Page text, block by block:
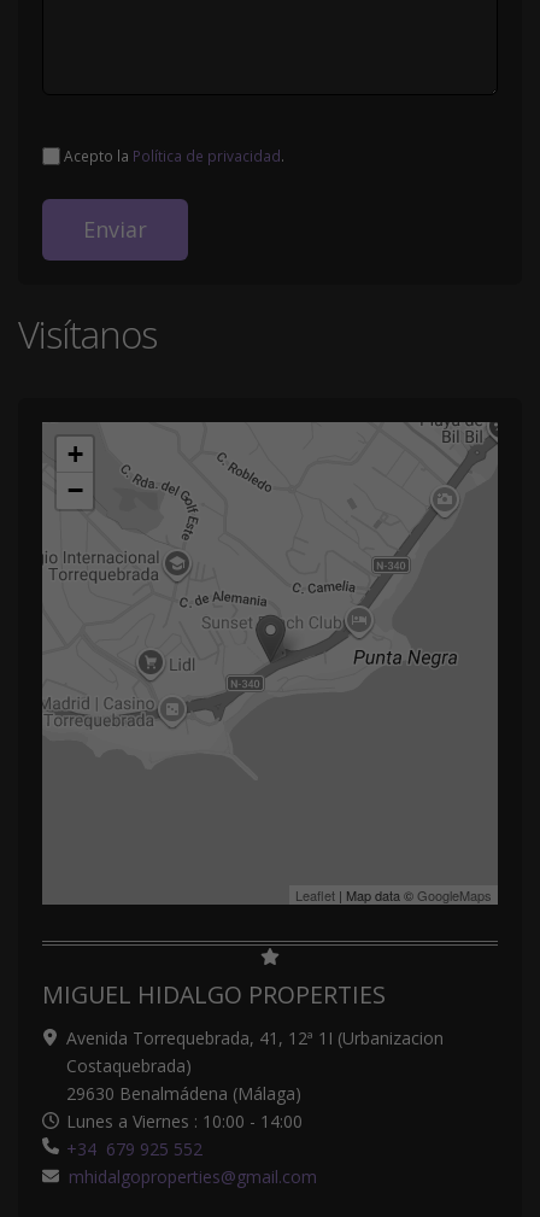
Acepto la Política de privacidad.
Visítanos
+
−
Leaflet | Map data ©GoogleMaps
MIGUEL HIDALGO PROPERTIES
Avenida Torrequebrada, 41, 12ª 1I (Urbanizacion
Costaquebrada)
29630 Benalmádena (Málaga)
Lunes a Viernes : 10:00 - 14:00
+34 679 925 552
mhidalgoproperties@gmail.com